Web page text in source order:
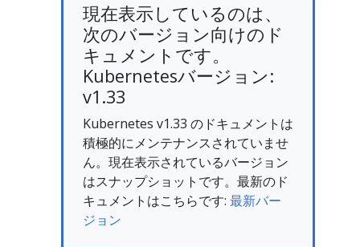
現在表示しているのは、
次のバージョン向けのド
キュメントです。
Kubernetesバージョン:
v1.33
Kubernetes v1.33 のドキュメントは
積極的にメンテナンスされていませ
ん。現在表示されているバージョン
はスナップショットです。最新のド
キュメントはこちらです: 最新バー
ジョン